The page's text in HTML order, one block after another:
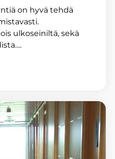
on hyvä tehdä
ulkoseiniltä, sekä